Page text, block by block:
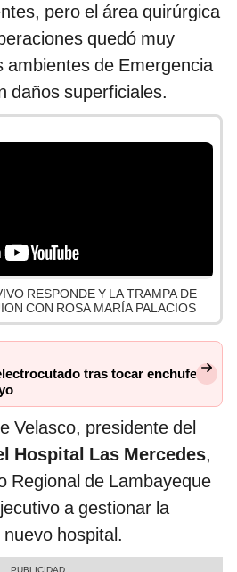
pero el área quirúrgica
quedó muy
ambientes de Emergencia
daños superficiales.
RESPONDE Y LA TRAMPA DE
CON ROSA MARÍA PALACIOS
tras tocar enchufe
Velasco, presidente del
Hospital Las Mercedes,
Regional de Lambayeque
a gestionar la
hospital.